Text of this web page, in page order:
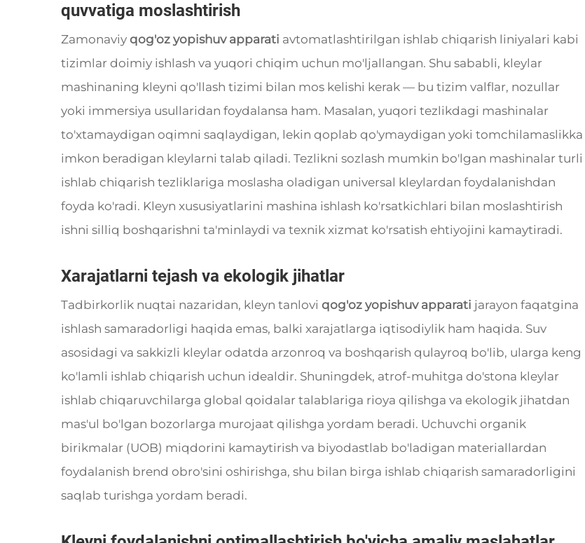
quvvatiga moslashtirish
Zamonaviy qog'oz yopishuv apparati avtomatlashtirilgan ishlab chiqarish liniyalari kabi
tizimlar doimiy ishlash va yuqori chiqim uchun mo'ljallangan. Shu sababli, kleylar
mashinaning kleyni qo'llash tizimi bilan mos kelishi kerak — bu tizim valflar, nozullar
yoki immersiya usullaridan foydalansa ham. Masalan, yuqori tezlikdagi mashinalar
to'xtamaydigan oqimni saqlaydigan, lekin qoplab qo'ymaydigan yoki tomchilamaslikka
imkon beradigan kleylarni talab qiladi. Tezlikni sozlash mumkin bo'lgan mashinalar turli
ishlab chiqarish tezliklariga moslasha oladigan universal kleylardan foydalanishdan
foyda ko'radi. Kleyn xususiyatlarini mashina ishlash ko'rsatkichlari bilan moslashtirish
ishni silliq boshqarishni ta'minlaydi va texnik xizmat ko'rsatish ehtiyojini kamaytiradi.
Xarajatlarni tejash va ekologik jihatlar
Tadbirkorlik nuqtai nazaridan, kleyn tanlovi qog'oz yopishuv apparati jarayon faqatgina
ishlash samaradorligi haqida emas, balki xarajatlarga iqtisodiylik ham haqida. Suv
asosidagi va sakkizli kleylar odatda arzonroq va boshqarish qulayroq bo'lib, ularga keng
ko'lamli ishlab chiqarish uchun idealdir. Shuningdek, atrof-muhitga do'stona kleylar
ishlab chiqaruvchilarga global qoidalar talablariga rioya qilishga va ekologik jihatdan
mas'ul bo'lgan bozorlarga murojaat qilishga yordam beradi. Uchuvchi organik
birikmalar (UOB) miqdorini kamaytirish va biyodastlab bo'ladigan materiallardan
foydalanish brend obro'sini oshirishga, shu bilan birga ishlab chiqarish samaradorligini
saqlab turishga yordam beradi.